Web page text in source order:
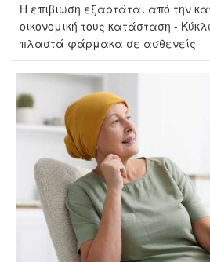
Η επιβίωση εξαρτάται από την
οικονομική τους κατάσταση -
πλαστά φάρμακα σε ασθενείς